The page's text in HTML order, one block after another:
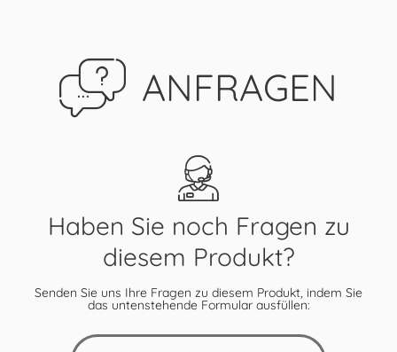
ANFRAGEN
Haben Sie noch Fragen zu
diesem Produkt?
Senden Sie uns Ihre Fragen zu diesem Produkt, indem Sie
das untenstehende Formular ausfüllen: